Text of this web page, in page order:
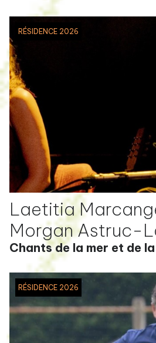
RÉSIDENCE 2026
Laetitia
Morgan Astruc-
Chants de la mer et de
RÉSIDENCE 2026